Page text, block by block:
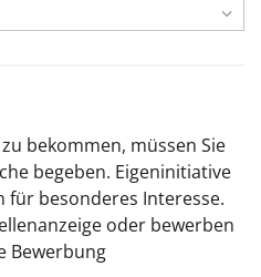
bekommen, müssen Sie
begeben. Eigeninitiative
für besonderes Interesse.
oder bewerben
Bewerbung